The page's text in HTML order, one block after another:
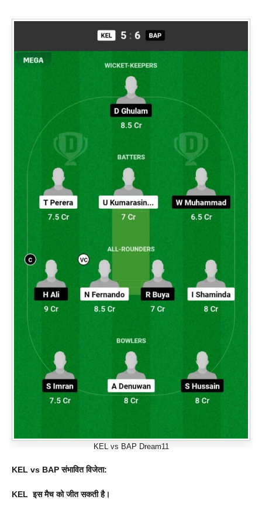
KEL vs BAP Dream11
KEL vs BAP संभावित विजेता:
KEL इस मैच को जीत सकती है।